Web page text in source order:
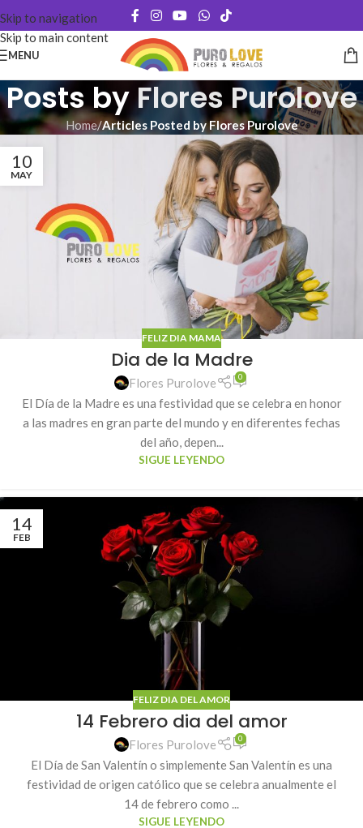
Skip to navigation
Skip to main content
MENU
Posts byFlores Purolove
Home/Articles Posted by Flores Purolove
10
MAY
FELIZ DIA MAMA
Dia de la Madre
Flores Purolove 0
El Día de la Madre es una festividad que se celebra en honor
a las madres en gran parte del mundo y en diferentes fechas
del año, depen...
SIGUE LEYENDO
14
FEB
FELIZ DIA DEL AMOR
14 Febrero dia del amor
Flores Purolove 0
El Día de San Valentín o simplemente San Valentín es una
festividad de origen católico que se celebra anualmente el
14 de febrero como ...
SIGUE LEYENDO